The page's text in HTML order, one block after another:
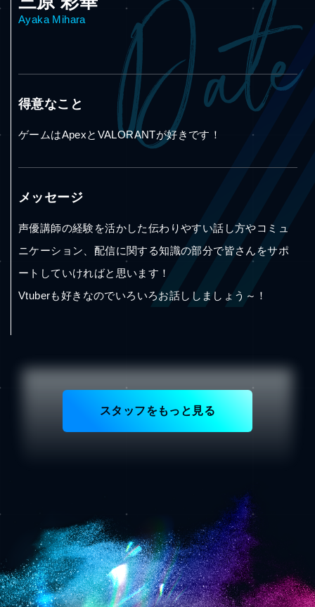
Ayaka Mihara
得意なこと
ゲームはApexとVALORANTが好きです！
メッセージ
声優講師の経験を活かした伝わりやすい話し方やコミュ
ニケーション、配信に関する知識の部分で皆さんをサポ
ートしていければと思います！
Vtuberも好きなのでいろいろお話ししましょう～！
スタッフをもっと見る